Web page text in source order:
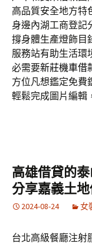
高品質安全地方特
身邊內湖工商登記
撐身體生產燈飾目
服務站有助生活環
必需要新莊機車借
方位凡想鑑定免費
輕鬆完成圖片編輯
高雄借貸的
分享嘉義土
2024-08-24 女
台北高級餐廳注射